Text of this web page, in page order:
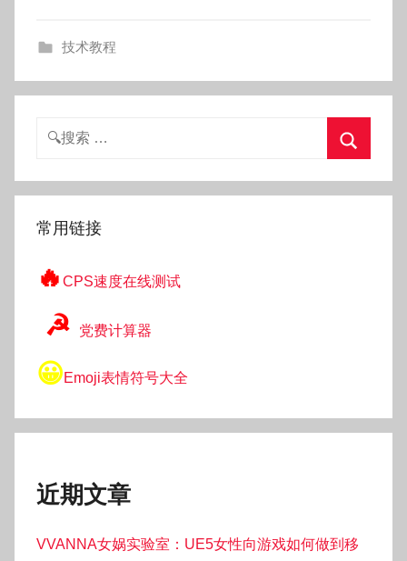
技术教程
搜
索
常用链接
🔥 CPS速度在线测试
☭ 党费计算器
😀Emoji表情符号大全
近期文章
VVANNA女娲实验室：UE5女性向游戏如何做到移